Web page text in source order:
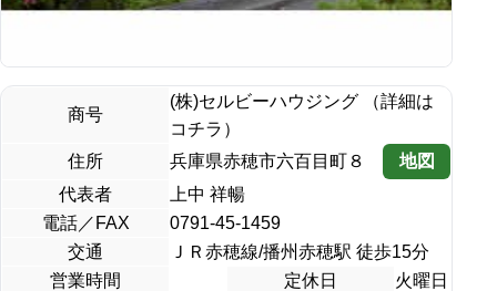
商号
(株)セルビーハウジング （詳細は
コチラ）
住所
兵庫県赤穂市六百目町８
地図
代表者
上中 祥暢
電話／FAX
0791-45-1459
交通
ＪＲ赤穂線/播州赤穂駅 徒歩15分
営業時間
定休日 火曜日